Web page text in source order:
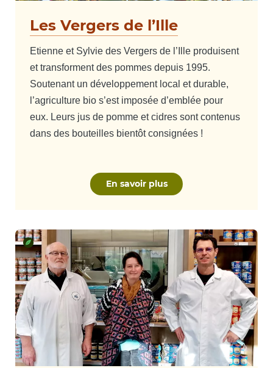
Les Vergers de l’Ille
Etienne et Sylvie des Vergers de l’Ille produisent
et transforment des pommes depuis 1995.
Soutenant un développement local et durable,
l’agriculture bio s’est imposée d’emblée pour
eux. Leurs jus de pomme et cidres sont contenus
dans des bouteilles bientôt consignées !
En savoir plus